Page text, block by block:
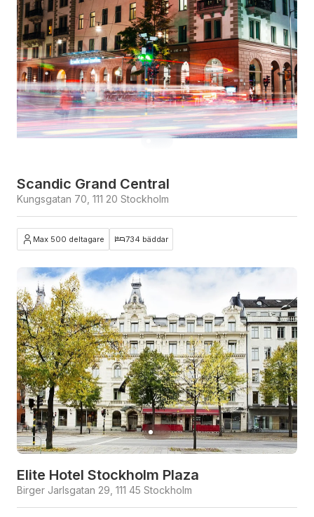
Scandic Grand Central
Kungsgatan 70, 111 20 Stockholm
Max 500 deltagare 734 bäddar
Elite Hotel Stockholm Plaza
Birger Jarlsgatan 29, 111 45 Stockholm